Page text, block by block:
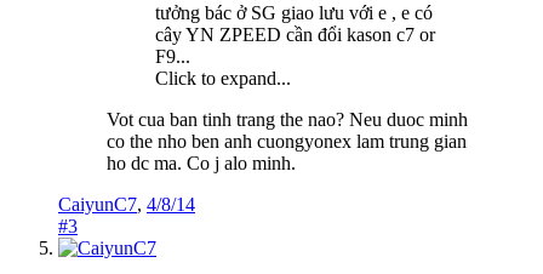
tưởng bác ở SG giao lưu với e , e có
cây YN ZPEED cần đổi kason c7 or
F9...
Click to expand...
Vot cua ban tinh trang the nao? Neu duoc minh
co the nho ben anh cuongyonex lam trung gian
ho dc ma. Co j alo minh.
CaiyunC7, 4/8/14
#3